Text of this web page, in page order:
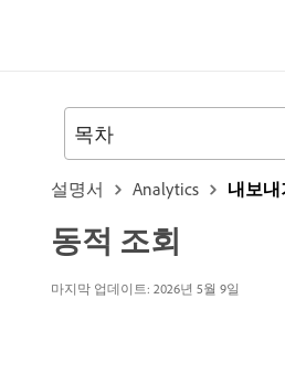
설명서 Analytics 내보내
동적 조회
마지막 업데이트: 2026년 5월 9일
목차